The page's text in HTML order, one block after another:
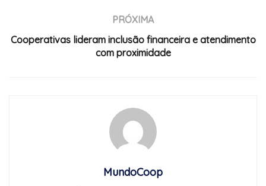
PRÓXIMA
Cooperativas lideram inclusão financeira e atendimento
com proximidade
MundoCoop